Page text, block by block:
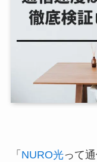
「 NURO光って